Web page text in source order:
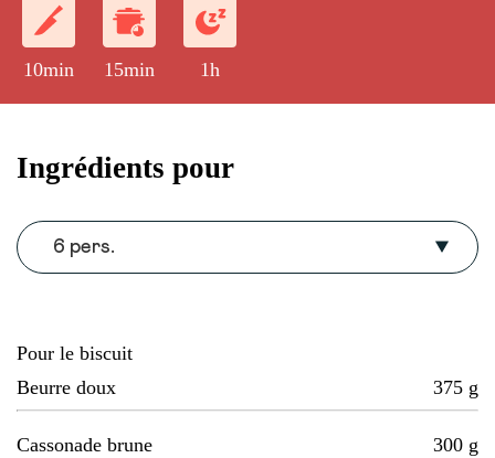
10min 15min 1h
Ingrédients pour
6 pers.
Pour le biscuit
Beurre doux
375 g
Cassonade brune 300 g